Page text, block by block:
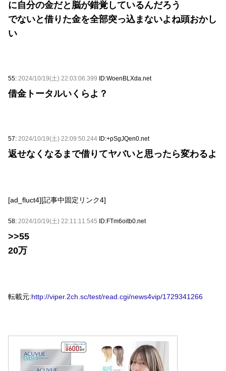
に自分の金だと脳が錯覚しているんだろう
でないと借りた金を全部突っ込まないよね頭おかし
い
55: 2024/10/19(土) 22:03:06.399 ID:WoenBLXda.net
借金トータルいくらよ？
57: 2024/10/19(土) 22:09:50.244 ID:+pSgJQen0.net
返せなくなるまで借りてヤバいと思ったら変わるよ
[ad_fluct4][記事中固定リンク4]
58: 2024/10/19(土) 22:11:11.545 ID:FTm6oitb0.net
>>55
20万
転載元:http://viper.2ch.sc/test/read.cgi/news4vip/1729341266